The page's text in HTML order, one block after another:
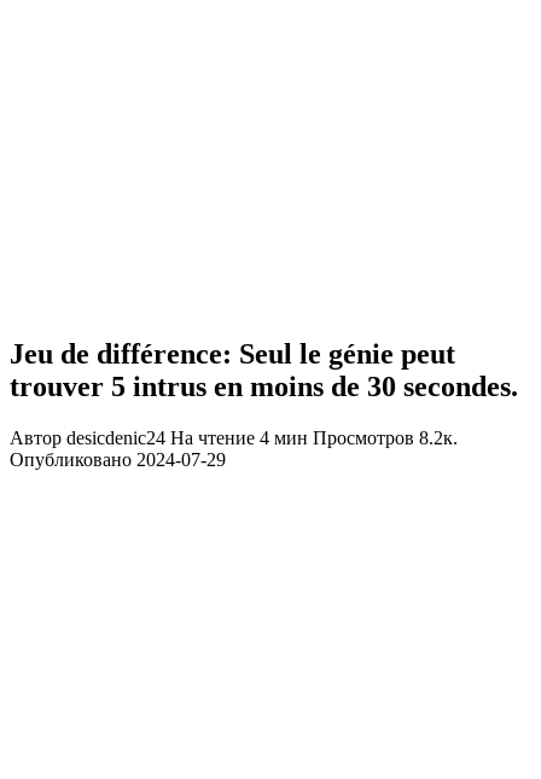
Jeu de différence: Seul le génie peut
trouver 5 intrus en moins de 30 secondes.
Автор desicdenic24 На чтение 4 мин Просмотров 8.2к.
Опубликовано 2024-07-29